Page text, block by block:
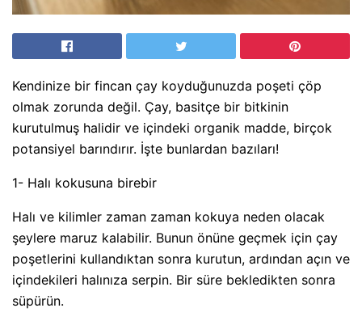
Kendinize bir fincan çay koyduğunuzda poşeti çöp
olmak zorunda değil. Çay, basitçe bir bitkinin
kurutulmuş halidir ve içindeki organik madde, birçok
potansiyel barındırır. İşte bunlardan bazıları!
1- Halı kokusuna birebir
Halı ve kilimler zaman zaman kokuya neden olacak
şeylere maruz kalabilir. Bunun önüne geçmek için çay
poşetlerini kullandıktan sonra kurutun, ardından açın ve
içindekileri halınıza serpin. Bir süre bekledikten sonra
süpürün.